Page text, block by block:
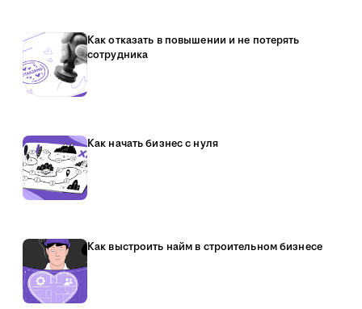
Как отказать в повышении и не потерять
сотрудника
Как начать бизнес с нуля
Как выстроить найм в строительном бизнесе